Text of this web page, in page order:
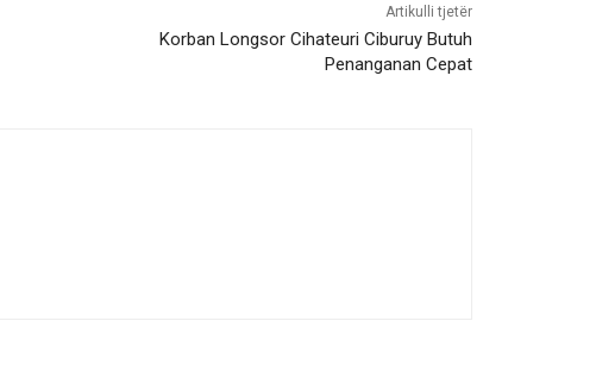
Artikulli tjetër
Korban Longsor Cihateuri Ciburuy Butuh
Penanganan Cepat